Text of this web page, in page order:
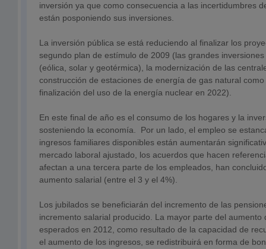
inversión ya que como consecuencia a las incertidumbres
están posponiendo sus inversiones.
La inversión pública se está reduciendo al finalizar los
segundo plan de estímulo de 2009 (las grandes
(eólica, solar y geotérmica), la modernización de las
construcción de estaciones de energía de gas natural
finalización del uso de la energía nuclear en 2022).
En este final de año es el consumo de los hogares y la
sosteniendo la economía. Por un lado, el empleo se
ingresos familiares disponibles están aumentarán
mercado laboral ajustado, los acuerdos que hacen
afectan a una tercera parte de los empleados, han
aumento salarial (entre el 3 y el 4%).
Los jubilados se beneficiarán del incremento de las
incremento salarial producido. La mayor parte del aumento
esperados en 2012, como resultado de la capacidad de
el aumento de los ingresos, se redistribuirá en forma de